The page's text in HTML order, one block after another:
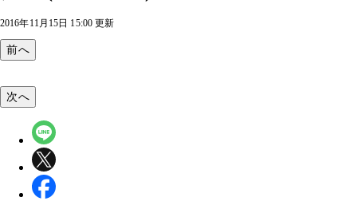
2016年11月15日 15:00 更新
前へ
次へ